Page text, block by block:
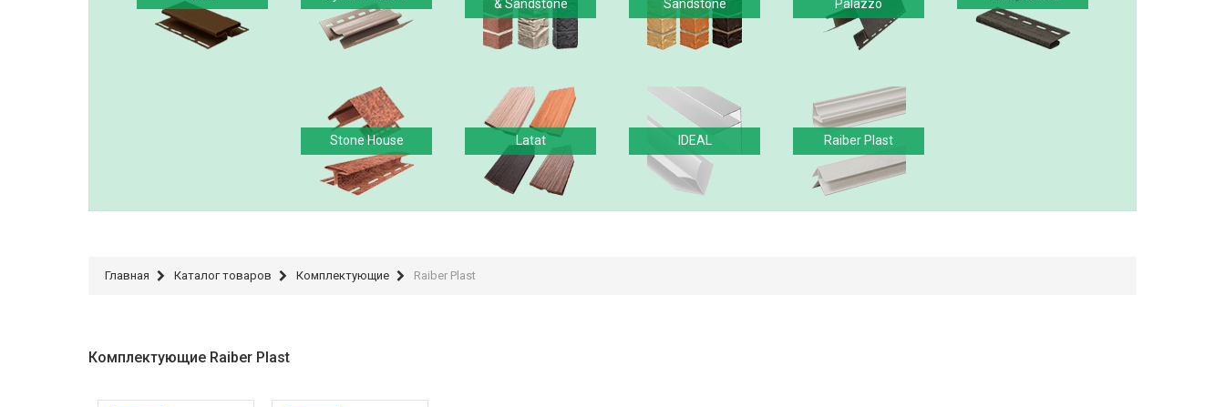
& Sandstone
Sandstone
Palazzo
Stone House Latat IDEAL Raiber Plast
Главная Каталог товаров Комплектующие Raiber Plast
Комплектующие Raiber Plast